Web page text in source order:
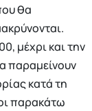
θα
μέχρι και την
παραμείνουν
κατά τη
παρακάτω